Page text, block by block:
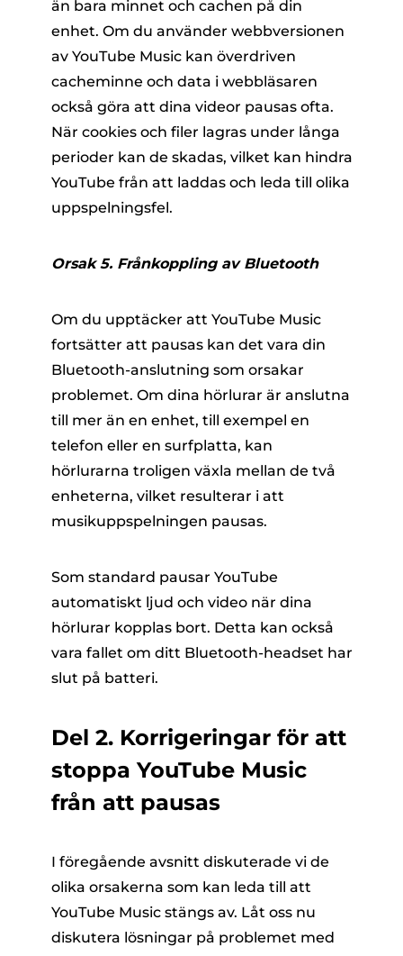
än bara minnet och cachen på din
enhet. Om du använder webbversionen
av YouTube Music kan överdriven
cacheminne och data i webbläsaren
också göra att dina videor pausas ofta.
När cookies och filer lagras under långa
perioder kan de skadas, vilket kan hindra
YouTube från att laddas och leda till olika
uppspelningsfel.
Orsak 5. Frånkoppling av Bluetooth
Om du upptäcker att YouTube Music
fortsätter att pausas kan det vara din
Bluetooth-anslutning som orsakar
problemet. Om dina hörlurar är anslutna
till mer än en enhet, till exempel en
telefon eller en surfplatta, kan
hörlurarna troligen växla mellan de två
enheterna, vilket resulterar i att
musikuppspelningen pausas.
Som standard pausar YouTube
automatiskt ljud och video när dina
hörlurar kopplas bort. Detta kan också
vara fallet om ditt Bluetooth-headset har
slut på batteri.
Del 2. Korrigeringar för att
stoppa YouTube Music
från att pausas
I föregående avsnitt diskuterade vi de
olika orsakerna som kan leda till att
YouTube Music stängs av. Låt oss nu
diskutera lösningar på problemet med